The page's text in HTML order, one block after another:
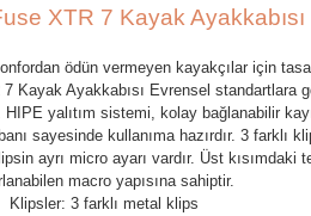
XTR 7 Kayak
ödün vermeyen kayakçılar için
7 Kayak Ayakkabısı Evrensel standartlara
HIPE yalıtım sistemi, kolay bağlanabilir
sayesinde kullanıma hazırdır. 3 farklı
ayrı micro ayarı vardır. Üst kısımdaki
macro yapısına sahiptir.
Klipsler: 3 farklı metal klips